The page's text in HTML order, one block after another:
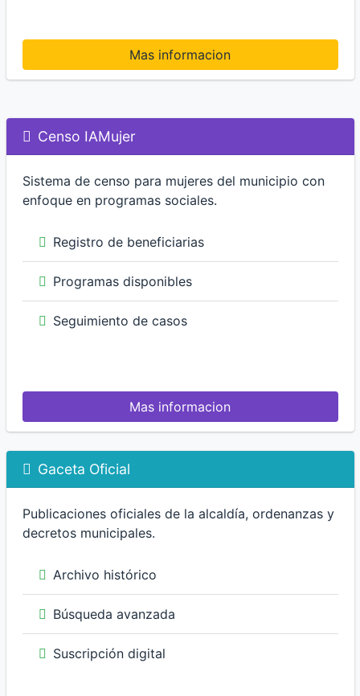
Mas informacion
Censo IAMujer
Sistema de censo para mujeres del municipio con
enfoque en programas sociales.
Registro de beneficiarias
Programas disponibles
Seguimiento de casos
Mas informacion
Gaceta Oficial
Publicaciones oficiales de la alcaldía, ordenanzas y
decretos municipales.
Archivo histórico
Búsqueda avanzada
Suscripción digital